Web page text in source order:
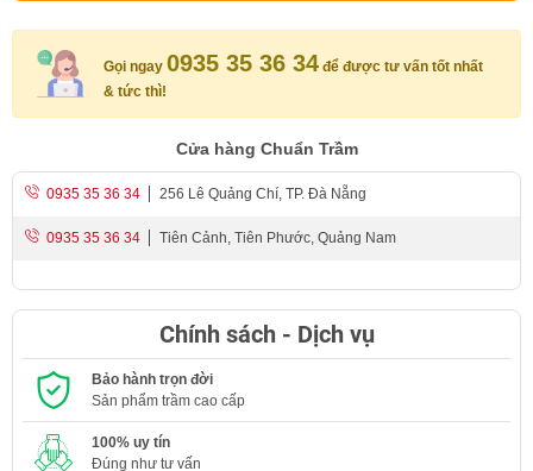
Gọi ngay 0935 35 36 34 để được tư vấn tốt nhất
& tức thì!
Cửa hàng Chuẩn Trầm
0935 35 36 34 256 Lê Quảng Chí, TP. Đà Nẵng
0935 35 36 34 Tiên Cảnh, Tiên Phước, Quảng Nam
Chính sách - Dịch vụ
Bảo hành trọn đời
Sản phẩm trầm cao cấp
100% uy tín
Đúng như tư vấn